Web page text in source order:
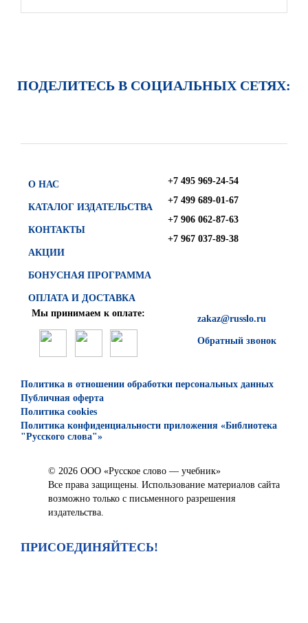
ПОДЕЛИТЕСЬ В СОЦИАЛЬНЫХ СЕТЯХ:
О НАС
КАТАЛОГ ИЗДАТЕЛЬСТВА
КОНТАКТЫ
АКЦИИ
БОНУСНАЯ ПРОГРАММА
ОПЛАТА И ДОСТАВКА
+7 495 969-24-54
+7 499 689-01-67
+7 906 062-87-63
+7 967 037-89-38
zakaz@russlo.ru
Обратный звонок
Мы принимаем к оплате:
Политика в отношении обработки персональных данных
Публичная оферта
Политика cookies
Политика конфиденциальности приложения «Библиотека
"Русского слова"»
© 2026 ООО «Русское слово — учебник»
Все права защищены. Использование материалов сайта
возможно только с письменного разрешения
издательства.
ПРИСОЕДИНЯЙТЕСЬ!